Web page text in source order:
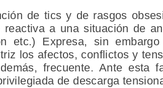
de tics y de rasgos
reactiva a una situación de
etc.) Expresa, sin
los afectos, conflictos y
frecuente. Ante esta
de descarga